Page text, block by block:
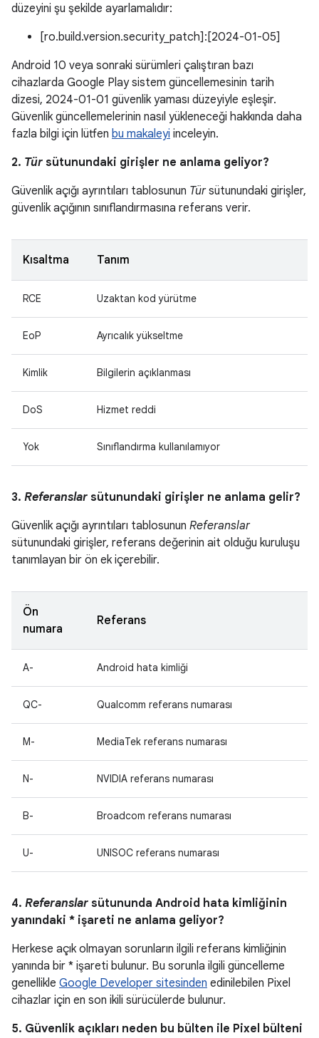
düzeyini şu şekilde ayarlamalıdır:
[ro.build.version.security_patch]:[2024-01-05]
Android 10 veya sonraki sürümleri çalıştıran bazı
cihazlarda Google Play sistem güncellemesinin tarih
dizesi, 2024-01-01 güvenlik yaması düzeyiyle eşleşir.
Güvenlik güncellemelerinin nasıl yükleneceği hakkında daha
fazla bilgi için lütfen bu makaleyi inceleyin.
2. Tür sütunundaki girişler ne anlama geliyor?
Güvenlik açığı ayrıntıları tablosunun Türsütunundaki girişler,
güvenlik açığının sınıflandırmasına referans verir.
Kısaltma Tanım
RCE Uzaktan kod yürütme
EoP Ayrıcalık yükseltme
Kimlik Bilgilerin açıklanması
DoS Hizmet reddi
Yok Sınıflandırma kullanılamıyor
3. Referanslar sütunundaki girişler ne anlama gelir?
Güvenlik açığı ayrıntıları tablosunun Referanslar
sütunundaki girişler, referans değerinin ait olduğu kuruluşu
tanımlayan bir ön ek içerebilir.
Ön
numara
Referans
A- Android hata kimliği
QC- Qualcomm referans numarası
M- MediaTek referans numarası
N- NVIDIA referans numarası
B- Broadcom referans numarası
U- UNISOC referans numarası
4. Referanslar sütununda Android hata kimliğinin
yanındaki * işareti ne anlama geliyor?
Herkese açık olmayan sorunların ilgili referans kimliğinin
yanında bir * işareti bulunur. Bu sorunla ilgili güncelleme
genellikle Google Developer sitesinden edinilebilen Pixel
cihazlar için en son ikili sürücülerde bulunur.
5. Güvenlik açıkları neden bu bülten ile Pixel bülteni